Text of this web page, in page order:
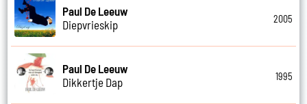
Paul De Leeuw
Diepvrieskip
2005
Paul De Leeuw
Dikkertje Dap
1995